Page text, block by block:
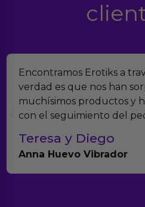
Encontramos Erotiks a
verdad es que nos han
muchísimos productos y
con el seguimiento del
Teresa y Diego
Anna Huevo Vibrador